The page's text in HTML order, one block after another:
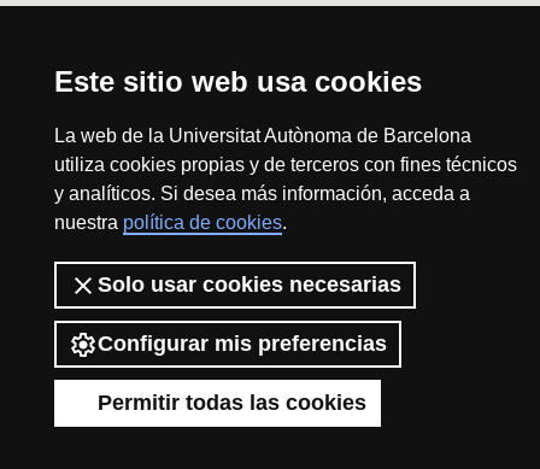
Este sitio web usa cookies
La web de la Universitat Autònoma de Barcelona
utiliza cookies propias y de terceros con fines técnicos
y analíticos. Si desea más información, acceda a
nuestra política de cookies.
Solo usar cookies necesarias
Configurar mis preferencias
Permitir todas las cookies